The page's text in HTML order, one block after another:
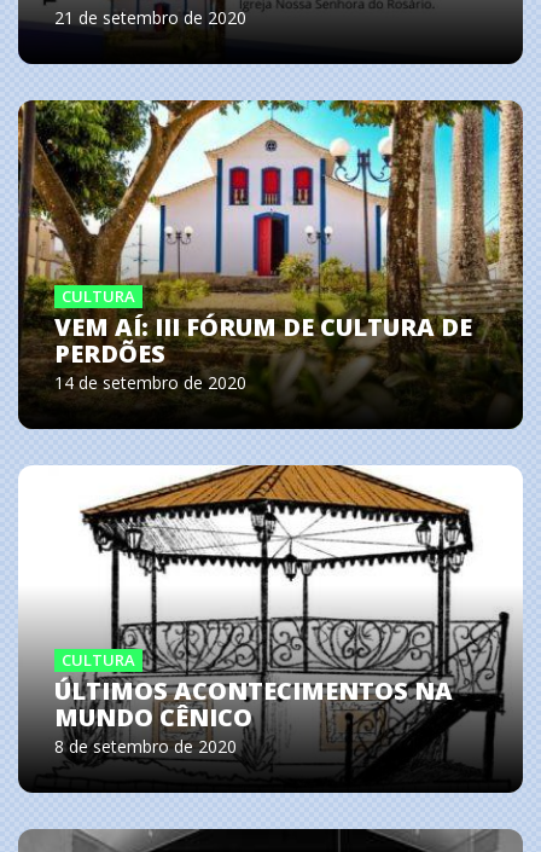
21 de setembro de 2020
CULTURA
VEM AÍ: III FÓRUM DE CULTURA DE
PERDÕES
14 de setembro de 2020
CULTURA
ÚLTIMOS ACONTECIMENTOS NA
MUNDO CÊNICO
8 de setembro de 2020